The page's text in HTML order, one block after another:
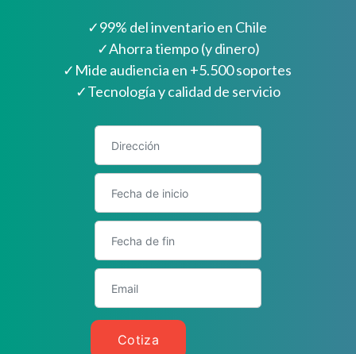
✓99% del inventario en Chile
✓Ahorra tiempo (y dinero)
✓ Mide audiencia en +5.500 soportes
✓Tecnología y calidad de servicio
Cotiza